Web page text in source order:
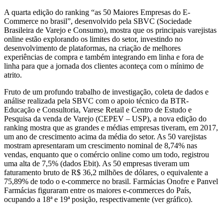
A quarta edição do ranking “as 50 Maiores Empresas do E-
Commerce no brasil”, desenvolvido pela SBVC (Sociedade
Brasileira de Varejo e Consumo), mostra que os principais varejistas
online estão explorando os limites do setor, investindo no
desenvolvimento de plataformas, na criação de melhores
experiências de compra e também integrando em linha e fora de
linha para que a jornada dos clientes aconteça com o mínimo de
atrito.
Fruto de um profundo trabalho de investigação, coleta de dados e
análise realizada pela SBVC com o apoio técnico da BTR-
Educação e Consultoria, Varese Retail e Centro de Estudo e
Pesquisa da venda de Varejo (CEPEV – USP), a nova edição do
ranking mostra que as grandes e médias empresas tiveram, em 2017,
um ano de crescimento acima da média do setor. As 50 varejistas
mostram apresentaram um crescimento nominal de 8,74% nas
vendas, enquanto que o comércio online como um todo, registrou
uma alta de 7,5% (dados Ebit). As 50 empresas tiveram um
faturamento bruto de R$ 36,2 milhões de dólares, o equivalente a
75,89% de todo o e-commerce no brasil. Farmácias Onofre e Panvel
Farmácias figuraram entre os maiores e-commerces do País,
ocupando a 18ª e 19ª posição, respectivamente (ver gráfico).